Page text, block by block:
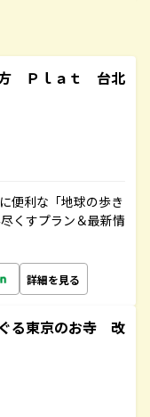
Ｐｌａｔ 台北
便利な「地球の歩き
くすプラン＆最新情
詳細を見る
る東京のお寺 改